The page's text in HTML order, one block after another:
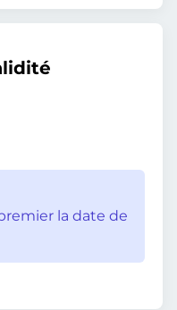
la date de